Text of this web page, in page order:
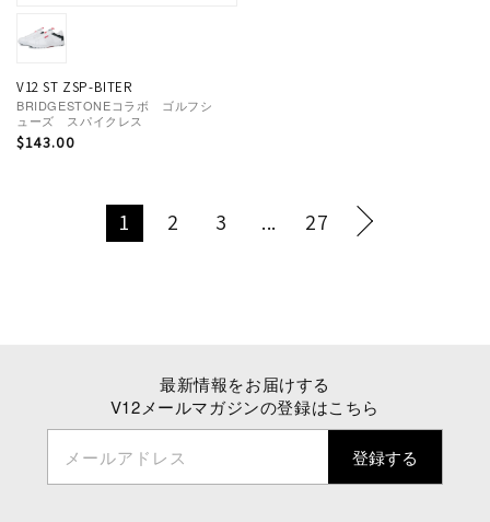
V12 ST ZSP-BITER
BRIDGESTONEコラボ ゴルフシ
ューズ スパイクレス
通
$143.00
1 2 3 ... 27
最新情報をお届けする
V12メールマガジンの登録はこちら
メールアドレス 登録する